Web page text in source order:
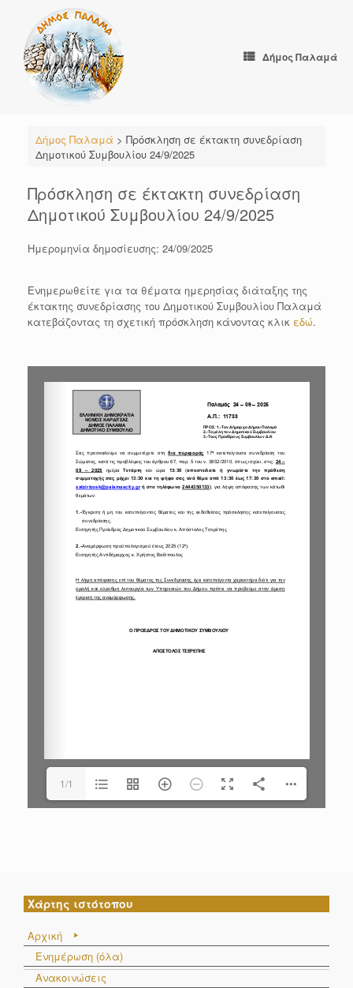
content
Δήμος Παλαμά
Δήμος Παλαμά > Πρόσκληση σε έκτακτη συνεδρίαση
Δημοτικού Συμβουλίου 24/9/2025
Πρόσκληση σε έκτακτη συνεδρίαση
Δημοτικού Συμβουλίου 24/9/2025
Ημερομηνία δημοσίευσης: 24/09/2025
Ενημερωθείτε για τα θέματα ημερησίας διάταξης της
έκτακτης συνεδρίασης του Δημοτικού Συμβουλίου Παλαμά
κατεβάζοντας τη σχετική πρόσκληση κάνοντας κλικ εδώ.
1/1
Χάρτης ιστότοπου
Αρχική
Ενημέρωση (όλα)
Ανακοινώσεις